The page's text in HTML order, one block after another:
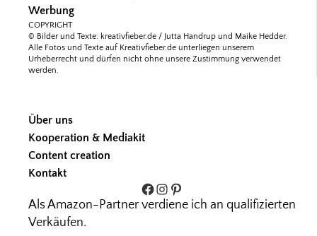
Werbung
COPYRIGHT
© Bilder und Texte: kreativfieber.de / Jutta Handrup und Maike Hedder.
Alle Fotos und Texte auf Kreativfieber.de unterliegen unserem
Urheberrecht und dürfen nicht ohne unsere Zustimmung verwendet
werden.
Über uns
Kooperation & Mediakit
Content creation
Kontakt
Facebook
Instagram
Pinterest
Als Amazon-Partner verdiene ich an qualifizierten
Verkäufen.